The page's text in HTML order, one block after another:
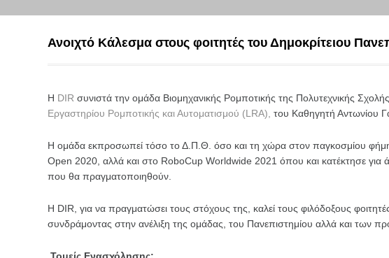
Ανοιχτό Κάλεσμα στους φοιτητές του Δημοκρίτειου
Η DIR συνιστά την ομάδα Βιομηχανικής Ρομποτικής της Πολυτεχνικής
Εργαστηρίου Ρομποτικής και Αυτοματισμού (LRA), του Καθηγητή Αντωνίου
Η ομάδα εκπροσωπεί τόσο το Δ.Π.Θ. όσο και τη χώρα στον παγκοσμίου
Open 2020, αλλά και στο RoboCup Worldwide 2021 όπου και κατέκτησε για
που θα πραγματοποιηθούν.
Η DIR, για να πραγματώσει τους στόχους της, καλεί τους φιλόδοξους
συνδράμοντας στην ανέλιξη της ομάδας, του Πανεπιστημίου αλλά και των